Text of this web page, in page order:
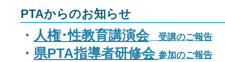
PTAからのお知らせ
・ 人権･性教育講演会 受講のご報告
・ 県PTA指導者研修会 参加のご報告